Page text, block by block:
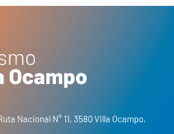
Nacional N° 11, 3580 Villa Ocampo,